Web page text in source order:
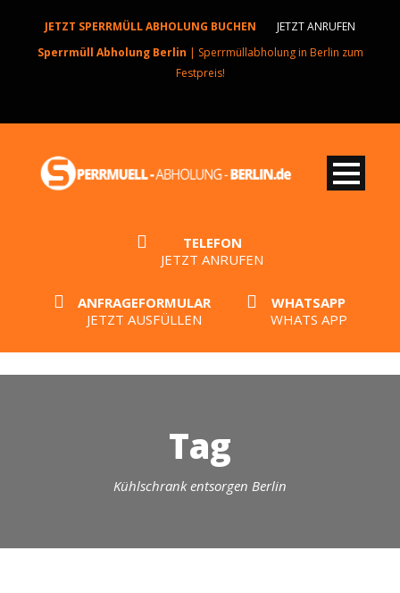
JETZT SPERRMÜLL ABHOLUNG BUCHEN
JETZT ANRUFEN
Sperrmüll Abholung Berlin | Sperrmüllabholung in Berlin zum
Festpreis!
TELEFON
JETZT ANRUFEN
ANFRAGEFORMULAR
JETZT AUSFÜLLEN
WHATSAPP
WHATS APP
Tag
Kühlschrank entsorgen Berlin